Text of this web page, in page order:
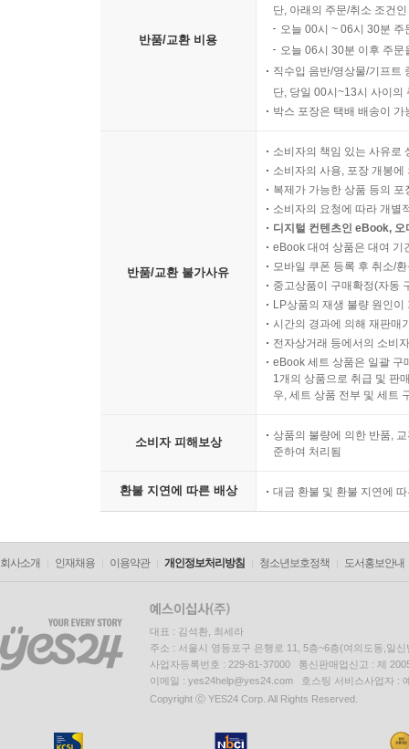
반품/교환 비용
단, 아래의 주문/취소 조건
오늘 00시 ~ 06시 30분
오늘 06시 30분 이후 주
직수입 음반/영상물/기프트
단, 당일 00시~13시 사이의
박스 포장은 택배 배송이
반품/교환 불가사유
소비자의 책임 있는 사유로
소비자의 사용, 포장 개봉
복제가 가능한 상품 등의
소비자의 요청에 따라 개별
디지털 컨텐츠인 eBook,
eBook 대여 상품은 대여 기
모바일 쿠폰 등록 후 취소/
중고상품이 구매확정(자동
LP상품의 재생 불량 원인
시간의 경과에 의해 재판매
전자상거래 등에서의 소비
eBook 세트 상품은 일괄 구
1개의 상품으로 취급 및 판
우, 세트 상품 전부 및 세트
소비자 피해보상
상품의 불량에 의한 반품,
준하여 처리됨
환불 지연에 따른 배상 대금 환불 및 환불 지연에
회사소개 인재채용 이용약관 개인정보처리방침 청소년보호정책 도서홍보안내
대표 : 김석환, 최세라
주소 : 서울시 영등포구 은행로 11, 5층~6층(여의도동,일신
사업자등록번호 : 229-81-37000 통신판매업신고 : 제
이메일 : yes24help@yes24.com 호스팅 서비스사업자 :
Copyright ⓒ YES24 Corp. All Rights Reserved.